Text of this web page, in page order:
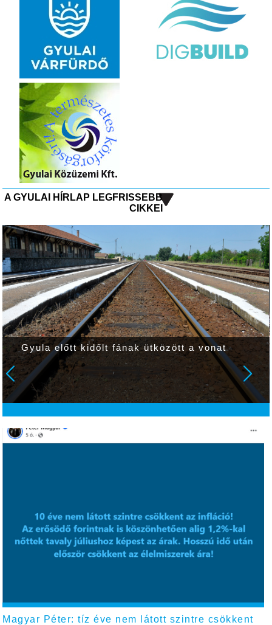
A GYULAI HÍRLAP LEGFRISSEBB
CIKKEI
Gyula előtt kidőlt fának ütközött a vonat
Magyar Péter: tíz éve nem látott szintre csökkent